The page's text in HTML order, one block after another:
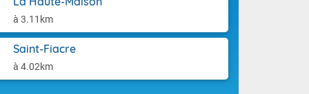
à 3.11km
Saint-Fiacre
à 4.02km
de-
sont
sont
un peu
du pays,